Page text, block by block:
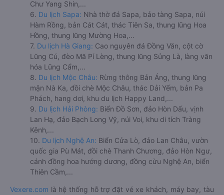
Chư Yang Shin,...
6. Du lịch Sapa: Nhà thờ đá Sapa, bảo tàng Sapa, núi
Hàm Rồng, bản Cát Cát, thác Tiên Sa, thung lũng Hoa
Hồng, thung lũng Mường Hoa,...
7. Du lịch Hà Giang: Cao nguyên đá Đồng Văn, cột cờ
Lũng Cú, đèo Mã Pí Lèng, thung lũng Sủng Là, làng văn
hóa Lũng Cẩm,...
8. Du lịch Mộc Châu: Rừng thông Bản Áng, thung lũng
mận Nà Ka, đồi chè Mộc Châu, thác Dải Yếm, bản Pa
Phách, hang dơi, khu du lịch Happy Land,...
9. Du lịch Hải Phòng: Biển Đồ Sơn, đảo Hòn Dấu, vịnh
Lan Hạ, đảo Bạch Long Vỹ, núi Voi, khu di tích Tràng
Kênh,...
10. Du lịch Nghệ An: Biển Cửa Lò, đảo Lan Châu, vườn
quốc gia Pù Mát, đồi chè Thanh Chương, đảo Hòn Ngư,
cánh đồng hoa hướng dương, đồng cừu Nghệ An, biển
Thiên Cầm,...
Vexere.com là hệ thống hỗ trợ đặt vé xe khách, máy bay, tàu